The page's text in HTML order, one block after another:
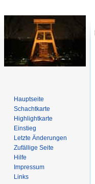
Hauptseite
Schachtkarte
Highlightkarte
Einstieg
Letzte Änderungen
Zufällige Seite
Hilfe
Impressum
Links